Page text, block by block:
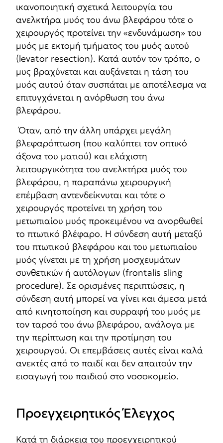
ικανοποιητική σχετικά λειτουργία του
ανελκτήρα μυός του άνω βλεφάρου τότε ο
χειρουργός προτείνει την «ενδυνάμωση» του
μυός με εκτομή τμήματος του μυός αυτού
(levator resection). Κατά αυτόν τον τρόπο, ο
μυς βραχύνεται και αυξάνεται η τάση του
μυός αυτού όταν συσπάται με αποτέλεσμα να
επιτυγχάνεται η ανόρθωση του άνω
βλεφάρου.
Όταν, από την άλλη υπάρχει μεγάλη
βλεφαρόπτωση (που καλύπτει τον οπτικό
άξονα του ματιού) και ελάχιστη
λειτουργικότητα του ανελκτήρα μυός του
βλεφάρου, η παραπάνω χειρουργική
επέμβαση αντενδείκνυται και τότε ο
χειρουργός προτείνει τη χρήση του
μετωπιαίου μυός προκειμένου να ανορθωθεί
το πτωτικό βλέφαρο. Η σύνδεση αυτή μεταξύ
του πτωτικού βλεφάρου και του μετωπιαίου
μυός γίνεται με τη χρήση μοσχευμάτων
συνθετικών ή αυτόλογων (frontalis sling
procedure). Σε ορισμένες περιπτώσεις, η
σύνδεση αυτή μπορεί να γίνει και άμεσα μετά
από κινητοποίηση και συρραφή του μυός με
τον ταρσό του άνω βλεφάρου, ανάλογα με
την περίπτωση και την προτίμηση του
χειρουργού. Οι επεμβάσεις αυτές είναι καλά
ανεκτές από το παιδί και δεν απαιτούν την
εισαγωγή του παιδιού στο νοσοκομείο.
Προεγχειρητικός Έλεγχος
Κατά τη διάρκεια του προεγχειρητικού